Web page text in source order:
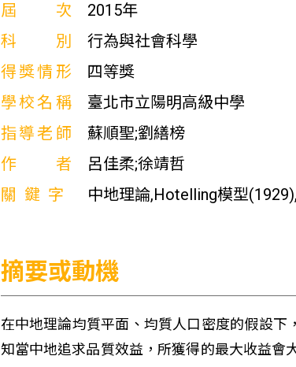
屆次
2015年
科別
行為與社會科學
得獎情形
四等獎
學校名稱
臺北市立陽明高級中學
指導老師
蘇順聖;劉繕榜
作者
呂佳柔;徐靖哲
關鍵字
中地理論,Hotelling模型
摘要或動機
在中地理論均質平面、均質人口密度的假設
知當中地追求品質效益，所獲得的最大收益會